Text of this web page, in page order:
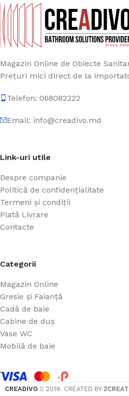
Magazin Online de Obiecte
Prețuri mici direct de la
Telefon: 068082222
Email: info@creadivo.md
Link-uri utile
Despre companie
Politică de confidențialitate
Termeni și condiții
Plată Livrare
Contacte
Categorii
Magazin Online
Gresie și Faianță
Cadă de baie
Cabine de duș
Vase WC
Mobilă de baie
CREADIVO 2019. CREATED BY